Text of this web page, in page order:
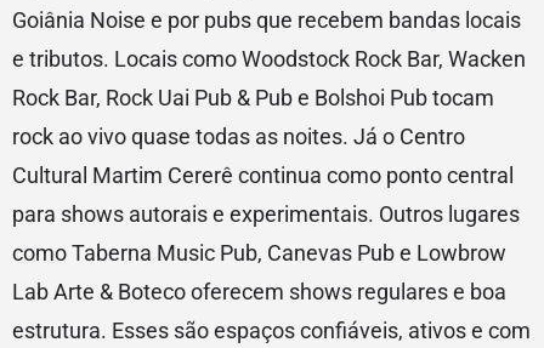
Goiânia Noise e por pubs que recebem bandas locais
e tributos. Locais como Woodstock Rock Bar, Wacken
Rock Bar, Rock Uai Pub & Pub e Bolshoi Pub tocam
rock ao vivo quase todas as noites. Já o Centro
Cultural Martim Cererê continua como ponto central
para shows autorais e experimentais. Outros lugares
como Taberna Music Pub, Canevas Pub e Lowbrow
Lab Arte & Boteco oferecem shows regulares e boa
estrutura. Esses são espaços confiáveis, ativos e com